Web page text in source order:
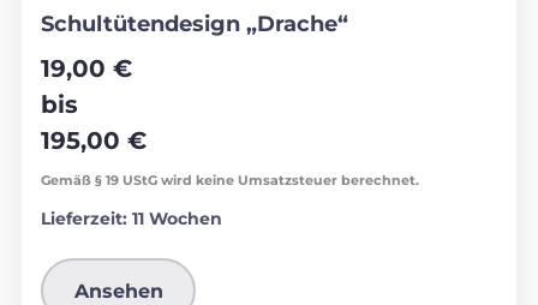
Schultütendesign „Drache“
19,00 €
bis
195,00 €
Gemäß § 19 UStG wird keine Umsatzsteuer berechnet.
Lieferzeit: 11 Wochen
Ansehen